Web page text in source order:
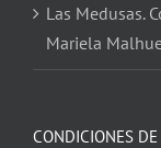
Las Medusas.
Mariela
CONDICIONES